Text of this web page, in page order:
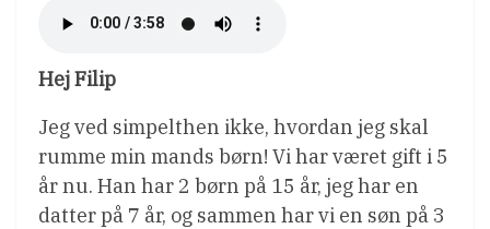
Hej Filip
Jeg ved simpelthen ikke, hvordan jeg skal
rumme min mands børn! Vi har været gift i 5
år nu. Han har 2 børn på 15 år, jeg har en
datter på 7 år, og sammen har vi en søn på 3